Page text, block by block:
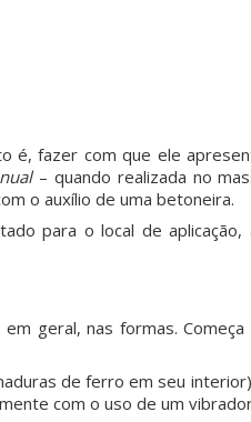
é, fazer com que ele
– quando realizada no
o auxílio de uma betoneira.
para o local de aplicação,
geral, nas formas.
de ferro em seu
com o uso de um